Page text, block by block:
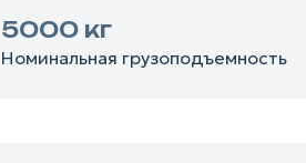
5000 кг
Номинальная грузоподъемность